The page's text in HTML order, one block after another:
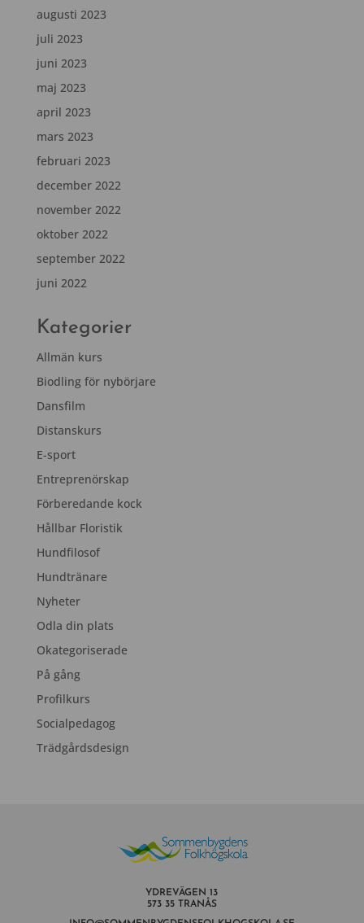
augusti 2023
juli 2023
juni 2023
maj 2023
april 2023
mars 2023
februari 2023
december 2022
november 2022
oktober 2022
september 2022
juni 2022
Kategorier
Allmän kurs
Biodling för nybörjare
Dansfilm
Distanskurs
E-sport
Entreprenörskap
Förberedande kock
Hållbar Floristik
Hundfilosof
Hundtränare
Nyheter
Odla din plats
Okategoriserade
På gång
Profilkurs
Socialpedagog
Trädgårdsdesign
YDREVÄGEN 13
573 35 TRANÅS